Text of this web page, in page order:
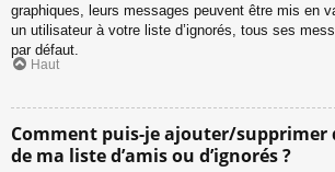
graphiques, leurs messages peuvent être mis en
un utilisateur à votre liste d’ignorés, tous ses
par défaut.
Haut
Comment puis-je ajouter/supprimer
de ma liste d’amis ou d’ignorés ?